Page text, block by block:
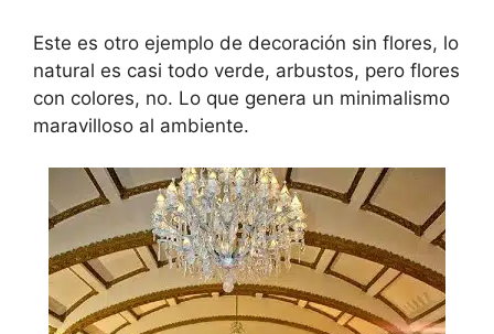
Este es otro ejemplo de decoración sin flores, lo
natural es casi todo verde, arbustos, pero flores
con colores, no. Lo que genera un minimalismo
maravilloso al ambiente.